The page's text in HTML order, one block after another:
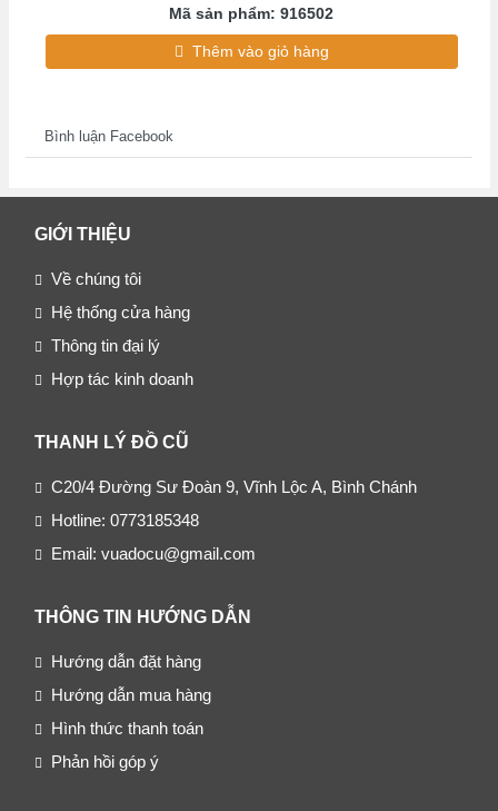
Mã sản phẩm: 916502
Thêm vào giỏ hàng
Bình luận Facebook
GIỚI THIỆU
Về chúng tôi
Hệ thống cửa hàng
Thông tin đại lý
Hợp tác kinh doanh
THANH LÝ ĐỒ CŨ
C20/4 Đường Sư Đoàn 9, Vĩnh Lộc A, Bình Chánh
Hotline: 0773185348
Email: vuadocu@gmail.com
THÔNG TIN HƯỚNG DẪN
Hướng dẫn đặt hàng
Hướng dẫn mua hàng
Hình thức thanh toán
Phản hồi góp ý